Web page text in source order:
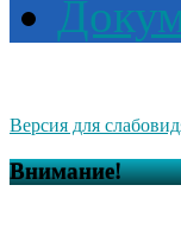
Версия для
Внимание!